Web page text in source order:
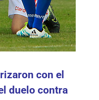
con el
duelo contra